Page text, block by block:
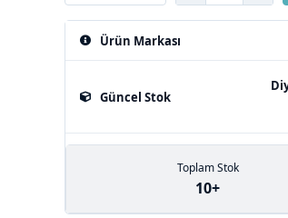
Ürün Markası
Güncel Stok
Toplam Stok
10+